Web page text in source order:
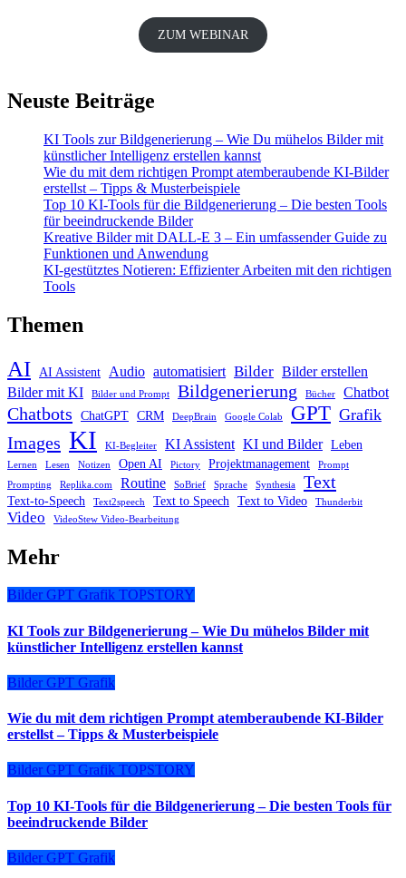
ZUM WEBINAR
Neuste Beiträge
KI Tools zur Bildgenerierung – Wie Du mühelos Bilder mit
künstlicher Intelligenz erstellen kannst
Wie du mit dem richtigen Prompt atemberaubende KI-Bilder
erstellst – Tipps & Musterbeispiele
Top 10 KI-Tools für die Bildgenerierung – Die besten Tools
für beeindruckende Bilder
Kreative Bilder mit DALL-E 3 – Ein umfassender Guide zu
Funktionen und Anwendung
KI-gestütztes Notieren: Effizienter Arbeiten mit den richtigen
Tools
Themen
AI AI Assistent Audio automatisiert Bilder Bilder erstellen
Bilder mit KI
Bilder und Prompt Bildgenerierung Bücher Chatbot
Chatbots ChatGPT CRM DeepBrain Google Colab GPT Grafik
Images KI KI-Begleiter KI Assistent KI und Bilder Leben
Lernen Lesen Notizen Open AI Pictory Projektmanagement
Prompt
Prompting
Replika.com Routine SoBrief Sprache Synthesia Text
Text-to-Speech Text2speech Text to Speech Text to Video Thunderbit
Video VideoStew Video-Bearbeitung
Mehr
Bilder GPT Grafik TOPSTORY
KI Tools zur Bildgenerierung – Wie Du mühelos Bilder mit
künstlicher Intelligenz erstellen kannst
Bilder GPT Grafik
Wie du mit dem richtigen Prompt atemberaubende KI-Bilder
erstellst – Tipps & Musterbeispiele
Bilder GPT Grafik TOPSTORY
Top 10 KI-Tools für die Bildgenerierung – Die besten Tools für
beeindruckende Bilder
Bilder GPT Grafik